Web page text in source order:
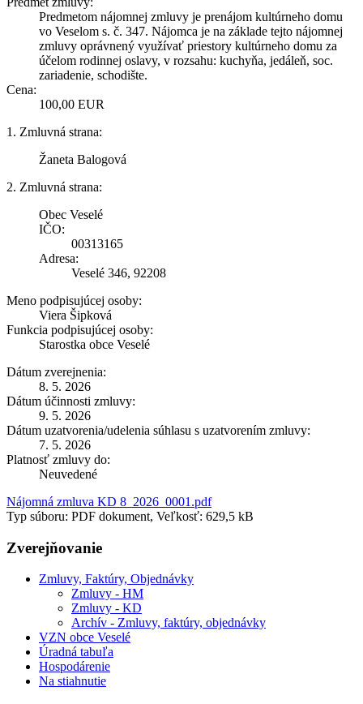
Predmetom nájomnej zmluvy je prenájom kultúrneho domu
vo Veselom s. č. 347. Nájomca je na základe tejto nájomnej
zmluvy oprávnený využívať priestory kultúrneho domu za
účelom rodinnej oslavy, v rozsahu: kuchyňa, jedáleň, soc.
zariadenie, schodište.
Cena:
100,00 EUR
1. Zmluvná strana:
Žaneta Balogová
2. Zmluvná strana:
Obec Veselé
IČO:
00313165
Adresa:
Veselé 346, 92208
Meno podpisujúcej osoby:
Viera Šipková
Funkcia podpisujúcej osoby:
Starostka obce Veselé
Dátum zverejnenia:
8. 5. 2026
Dátum účinnosti zmluvy:
9. 5. 2026
Dátum uzatvorenia/udelenia súhlasu s uzatvorením zmluvy:
7. 5. 2026
Platnosť zmluvy do:
Neuvedené
Nájomná zmluva KD 8_2026_0001.pdf
Typ súboru: PDF dokument, Veľkosť: 629,5 kB
Zverejňovanie
Zmluvy, Faktúry, Objednávky
Zmluvy - HM
Zmluvy - KD
Archív - Zmluvy, faktúry, objednávky
VZN obce Veselé
Úradná tabuľa
Hospodárenie
Na stiahnutie